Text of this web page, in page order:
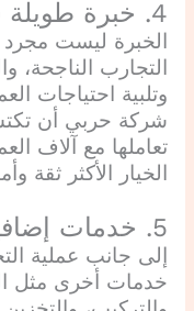
4. خبرة طويلة في المجال
الخبرة ليست
التجارب الناجحة،
وتلبية احتياجات
شركة حربي أن
تعاملها مع آلاف
الخيار الأكثر ثقة
5. خدمات إضافية متميزة
إلى جانب عملية
خدمات أخرى مثل